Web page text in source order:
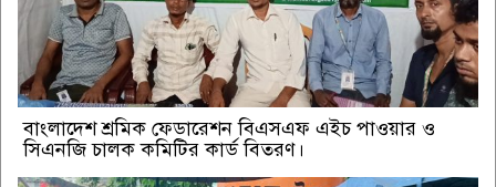
বাংলাদেশ শ্রমিক ফেডারেশন বিএসএফ এইচ পাওয়ার ও
সিএনজি চালক কমিটির কার্ড বিতরণ।